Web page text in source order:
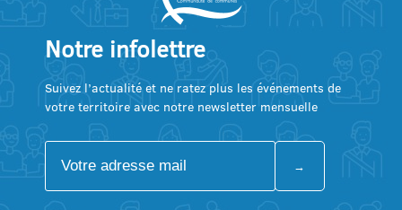
Notre infolettre
Suivez l’actualité et ne ratez plus les événements de
votre territoire avec notre newsletter mensuelle